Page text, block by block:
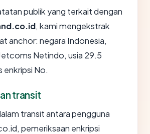
publik yang terkait dengan
, kami mengekstrak
anchor: negara Indonesia,
Netindo, usia 29.5
enkripsi No.
transit
transit antara pengguna
pemeriksaan enkripsi